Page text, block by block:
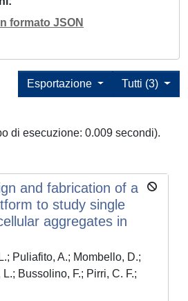
formato JSON
Tutti (3)
Esportazione
di esecuzione: 0.009 secondi).
and fabrication of a
to study single
aggregates in
Puliafito, A.; Mombello, D.;
Bussolino, F.; Pirri, C. F.;